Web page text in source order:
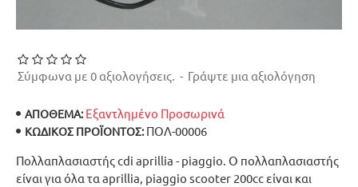
Πολλαπλασιαστής cdi aprillia - piaggio. Ο πολλαπλασιαστής
είναι για όλα τα aprillia, piaggio scooter 200cc είναι και
ΑΠΟΘΕΜΑ: Εξαντλημένο Προσωρινά
ΚΩΔΙΚΌΣ ΠΡΟΪΌΝΤΟΣ: ΠΟΛ-00006
Σύμφωνα με 0 αξιολογήσεις. - Γράψτε μια αξιολόγηση